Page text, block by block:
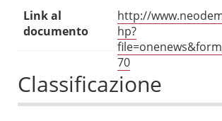
Link al
documento
http://
hp?
70
Classificazione